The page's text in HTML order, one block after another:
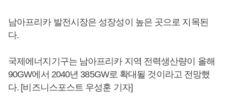
남아프리카 발전시장은 성장성이 높은 곳으로 지목된
다.
국제에너지기구는 남아프리카 지역 전력생산량이 올해
90GW에서 2040년 385GW로 확대될 것이라고 전망했
다. [비즈니스포스트 우성훈 기자]